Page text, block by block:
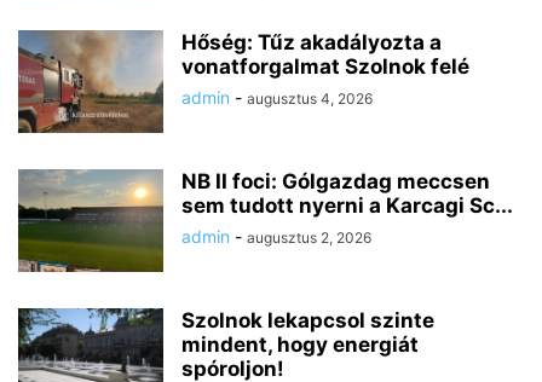
Hőség: Tűz akadályozta a
vonatforgalmat Szolnok felé
admin - augusztus 4, 2026
NB II foci: Gólgazdag meccsen
sem tudott nyerni a Karcagi Sc...
admin - augusztus 2, 2026
Szolnok lekapcsol szinte
mindent, hogy energiát
spóroljon!